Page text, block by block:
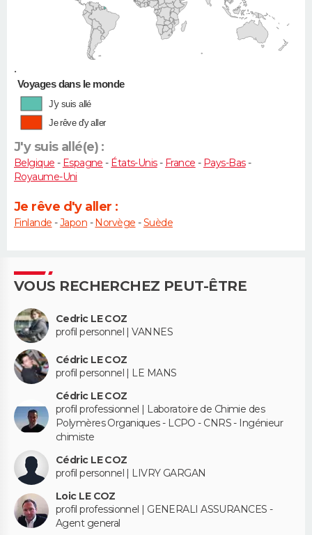
•
Voyages dans le monde
J'y suis allé
Je rêve d'y aller
J'y suis allé(e) :
Belgique - Espagne - États-Unis- France - Pays-Bas-
Royaume-Uni
Je rêve d'y aller :
Finlande -Japon - Norvège -Suède
VOUS RECHERCHEZ PEUT-ÊTRE
Cedric LE COZ
profil personnel | VANNES
Cédric LE COZ
profil personnel | LE MANS
Cédric LE COZ
profil professionnel | Laboratoire de Chimie des
Polymères Organiques - LCPO - CNRS - Ingénieur
chimiste
Cédric LE COZ
profil personnel | LIVRY GARGAN
Loic LE COZ
profil professionnel | GENERALI ASSURANCES -
Agent general